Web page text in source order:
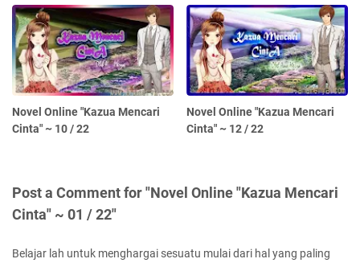
Novel Online "Kazua Mencari
Cinta" ~ 10 / 22
Novel Online "Kazua Mencari
Cinta" ~ 12 / 22
Post a Comment for "Novel Online "Kazua Mencari
Cinta" ~ 01 / 22"
Belajar lah untuk menghargai sesuatu mulai dari hal yang paling